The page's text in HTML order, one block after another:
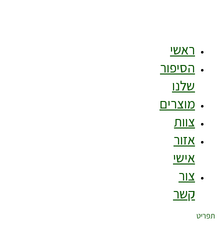
ראשי
הסיפור
שלנו
מוצרים
צוות
אזור
אישי
צור
קשר
תפריט